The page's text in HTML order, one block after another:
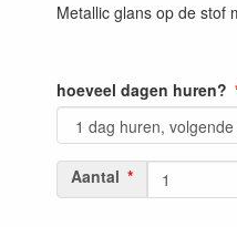
Metallic glans op de stof
hoeveel dagen huren?
Aantal